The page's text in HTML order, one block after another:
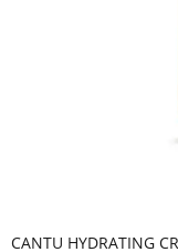
CANTU HYDRATING